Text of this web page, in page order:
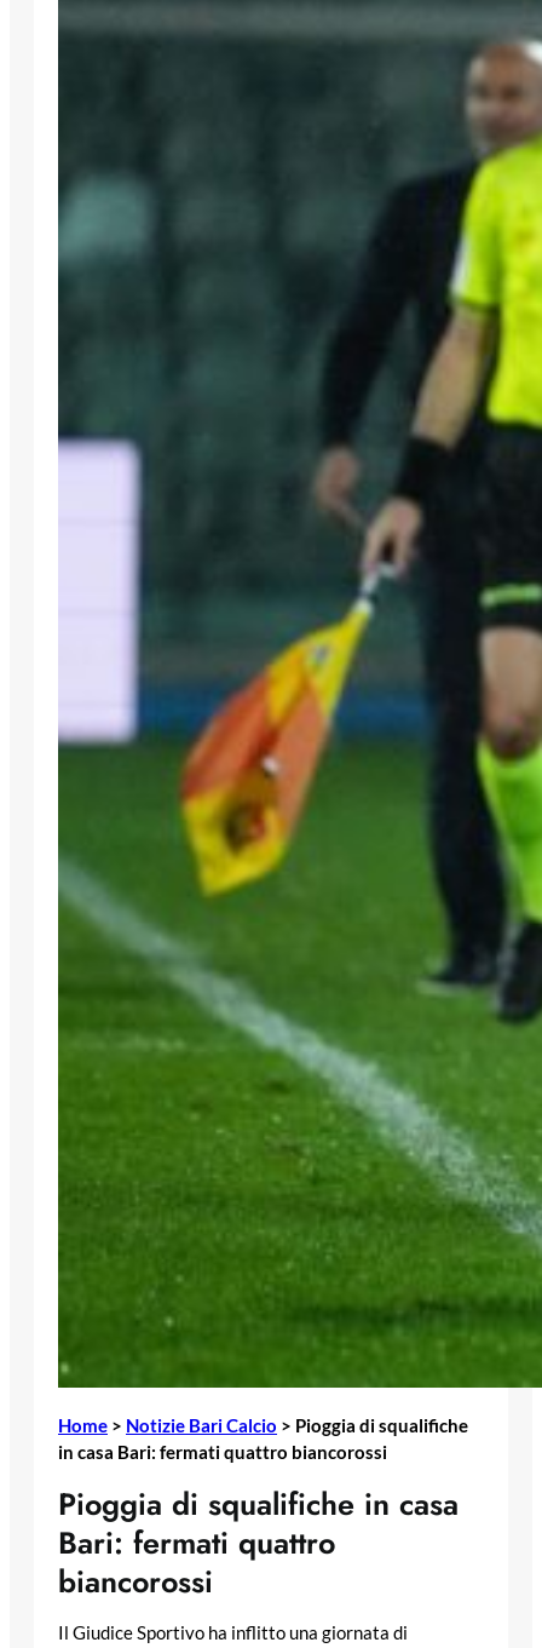
Home > Notizie Bari Calcio > Pioggia di squalifiche
in casa Bari: fermati quattro biancorossi
Pioggia di squalifiche in casa
Bari: fermati quattro
biancorossi
Il Giudice Sportivo ha inflitto una giornata di